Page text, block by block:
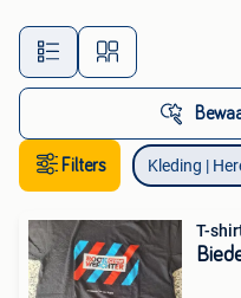
Alle
Filters Kleding |
T-